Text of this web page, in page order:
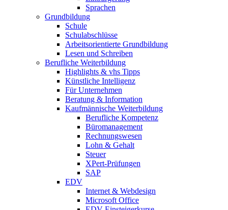
Sprachen
Grundbildung
Schule
Schulabschlüsse
Arbeitsorientierte Grundbildung
Lesen und Schreiben
Berufliche Weiterbildung
Highlights & vhs Tipps
Künstliche Intelligenz
Für Unternehmen
Beratung & Information
Kaufmännische Weiterbildung
Berufliche Kompetenz
Büromanagement
Rechnungswesen
Lohn & Gehalt
Steuer
XPert-Prüfungen
SAP
EDV
Internet & Webdesign
Microsoft Office